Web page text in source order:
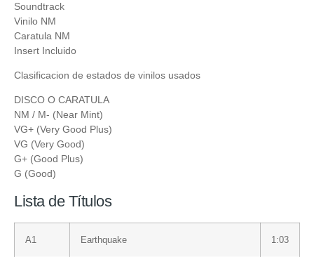
Soundtrack
Vinilo NM
Caratula NM
Insert Incluido
Clasificacion de estados de vinilos usados
DISCO O CARATULA
NM / M- (Near Mint)
VG+ (Very Good Plus)
VG (Very Good)
G+ (Good Plus)
G (Good)
Lista de Títulos
A1 Earthquake 1:03